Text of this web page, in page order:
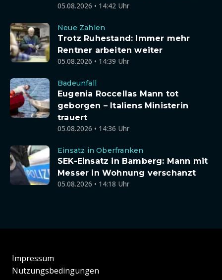
05.08.2026 • 14:42 Uhr
Neue Zahlen
Trotz Ruhestand: Immer mehr
Rentner arbeiten weiter
05.08.2026 • 14:39 Uhr
Badeunfall
Eugenia Roccellas Mann tot
geborgen – Italiens Ministerin
trauert
05.08.2026 • 14:36 Uhr
Einsatz in Oberfranken
SEK-Einsatz in Bamberg: Mann mit
Messer in Wohnung verschanzt
05.08.2026 • 14:18 Uhr
Impressum
Nutzungsbedingungen